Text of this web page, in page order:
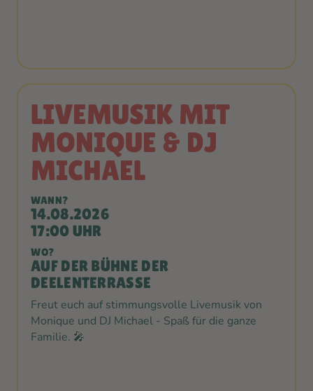
LIVEMUSIK MIT
MONIQUE & DJ
MICHAEL
WANN?
14.08.2026
17:00 UHR
WO?
AUF DER BÜHNE DER
DEELENTERRASSE
Freut euch auf stimmungsvolle Livemusik von
Monique und DJ Michael - Spaß für die ganze
Familie. 🎤